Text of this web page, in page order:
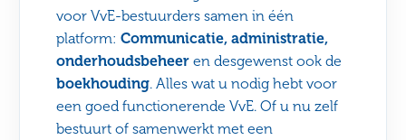
voor VvE-bestuurders samen in één
platform:Communicatie, administratie,
onderhoudsbeheer en desgewenst ook de
boekhouding. Alles wat u nodig hebt voor
een goed functionerende VvE. Of u nu zelf
bestuurt of samenwerkt met een